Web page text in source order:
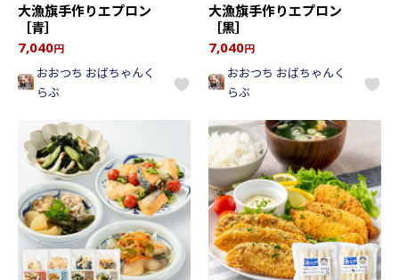
大漁旗手作りエプロン
［青］
7,040円
おおつち おばちゃんく
らぶ
大漁旗手作りエプロン
［黒］
7,040円
おおつち おばちゃんく
らぶ